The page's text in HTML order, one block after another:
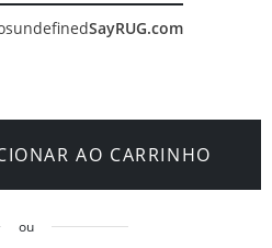
undefinedSayRUG.com
AO CARRINHO
ou